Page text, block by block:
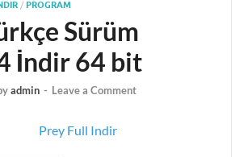
/ PROGRAM
Sürüm
İndir 64 bit
admin - Leave a Comment